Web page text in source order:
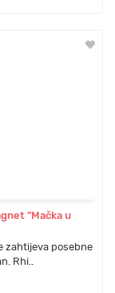
"Mačka u
zahtijeva posebne
Rhi..